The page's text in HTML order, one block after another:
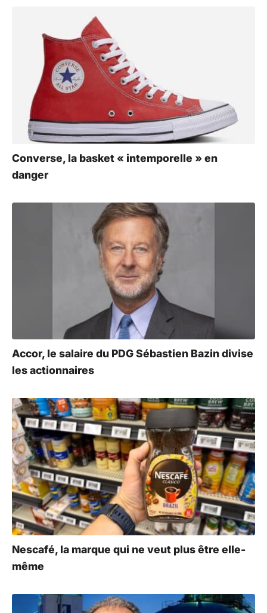
Converse, la basket « intemporelle » en
danger
Accor, le salaire du PDG Sébastien Bazin divise
les actionnaires
Nescafé, la marque qui ne veut plus être elle-
même